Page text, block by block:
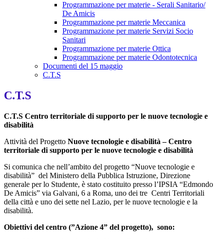
Programmazione per materie - Serali Sanitario/
De Amicis
Programmazione per materie Meccanica
Programmazione per materie Servizi Socio
Sanitari
Programmazione per materie Ottica
Programmazione per materie Odontotecnica
Documenti del 15 maggio
C.T.S
C.T.S
C.T.S Centro territoriale di supporto per le nuove tecnologie e
disabilità
Attività del Progetto Nuove tecnologie e disabilità – Centro
territoriale di supporto per le nuove tecnologie e disabilità
Si comunica che nell’ambito del progetto “Nuove tecnologie e
disabilità” del Ministero della Pubblica Istruzione, Direzione
generale per lo Studente, è stato costituito presso l’IPSIA “Edmondo
De Amicis” via Galvani, 6 a Roma, uno dei tre Centri Territoriali
della città e uno dei sette nel Lazio, per le nuove tecnologie e la
disabilità.
Obiettivi del centro (”Azione 4” del progetto), sono: